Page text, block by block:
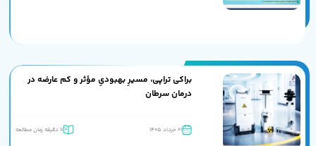
براکی تراپی، مسیرِ بهبودیِ مؤثر و کم عارضه در
درمان سرطان
21 خرداد 1405 11 دقیقه زمان مطالعه